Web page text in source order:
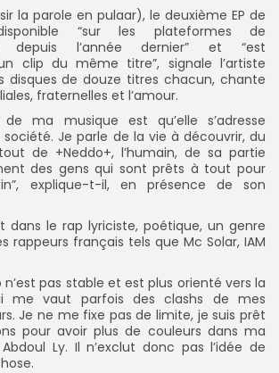
la parole en pulaar), le deuxième EP de
“sur les plateformes de
depuis l’année dernier” et “est
clip du même titre”, signale l’artiste
disques de douze titres chacun, chante
fraternelles et l’amour.
de ma musique est qu’elle s’adresse
Je parle de la vie à découvrir, du
de +Neddo+, l’humain, de sa partie
des gens qui sont prêts à tout pour
explique-t-il, en présence de son
dans le rap lyriciste, poétique, un genre
rappeurs français tels que Mc Solar, IAM
n’est pas stable et est plus orienté vers la
me vaut parfois des clashs de mes
Je ne me fixe pas de limite, je suis prêt
pour avoir plus de couleurs dans ma
Ly. Il n’exclut donc pas l’idée de